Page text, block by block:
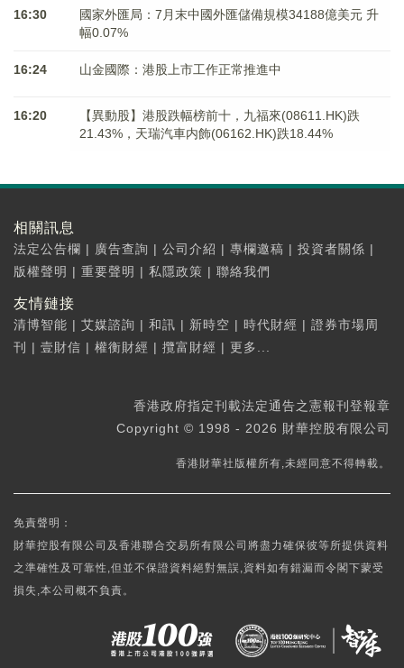
16:30
國家外匯局：7月末中國外匯儲備規模34188億美元 升
幅0.07%
16:24 山金國際：港股上市工作正常推進中
16:20
【異動股】港股跌幅榜前十，九福來(08611.HK)跌
21.43%，天瑞汽車内飾(06162.HK)跌18.44%
相關訊息
法定公告欄 | 廣告查詢 | 公司介紹 | 專欄邀稿 | 投資者關係 |
版權聲明 | 重要聲明 | 私隱政策 | 聯絡我們
友情鏈接
清博智能 | 艾媒諮詢 | 和訊 | 新時空 | 時代財經 | 證券市場周
刊
| 壹財信 | 權衡財經 | 攬富財經 | 更多...
香港政府指定刊載法定通告之憲報刊登報章
Copyright © 1998 - 2026 財華控股有限公司
香港財華社版權所有,未經同意不得轉載。
免責聲明：
財華控股有限公司及香港聯合交易所有限公司將盡力確保彼等所提供資料
之準確性及可靠性,但並不保證資料絕對無誤,資料如有錯漏而令閣下蒙受
損失,本公司概不負責。